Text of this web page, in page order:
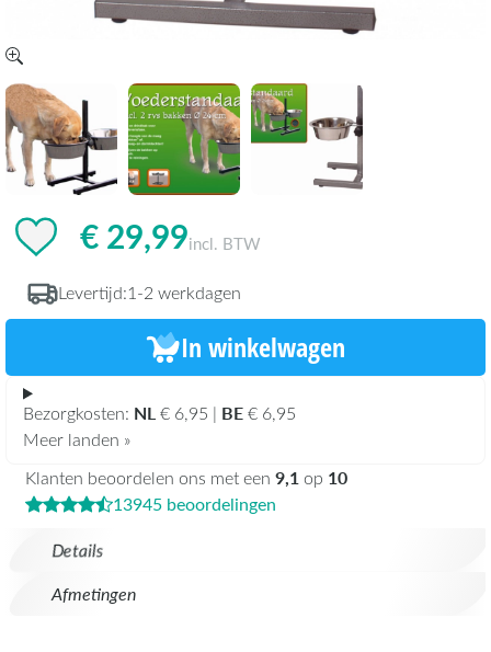
Details
Afmetingen
€ 29,99incl. BTW
Levertijd:1-2 werkdagen
In winkelwagen
Bezorgkosten: NL € 6,95 | BE€ 6,95
Meer landen »
Klanten beoordelen ons met een 9,1 op 10
13945 beoordelingen